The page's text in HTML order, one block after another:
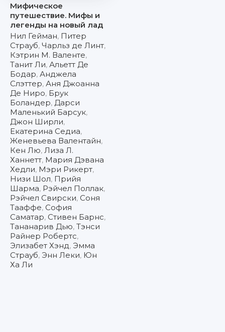
Мифическое
путешествие. Мифы и
легенды на новый лад
Нил Гейман, Питер
Страуб, Чарльз де Линт,
Кэтрин М. Валенте,
Танит Ли, Альетт Де
Бодар, Анджела
Слэттер, Аня Джоанна
Де Ниро, Брук
Боландер, Дарси
Маленький Барсук,
Джон Ширли,
Екатерина Седиа,
Женевьева Валентайн,
Кен Лю, Лиза Л.
Ханнетт, Мария Дэвана
Хедли, Мэри Рикерт,
Низи Шол, Прийя
Шарма, Рэйчел Поллак,
Рэйчел Свирски, Соня
Тааффе, София
Саматар, Стивен Барнс,
Тананарив Дью, Тэнси
Райнер Робертс,
Элизабет Хэнд, Эмма
Страуб, Энн Леки, Юн
Ха Ли